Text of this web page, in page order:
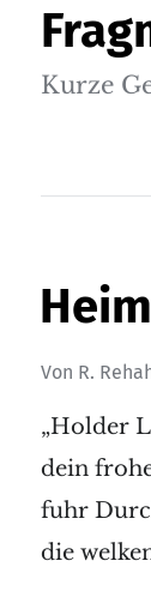
Kurze
Von R.
„Holder
dein
fuhr
die